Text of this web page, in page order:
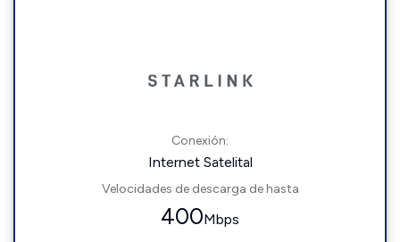
Conexión:
Internet Satelital
Velocidades de descarga de hasta
400Mbps